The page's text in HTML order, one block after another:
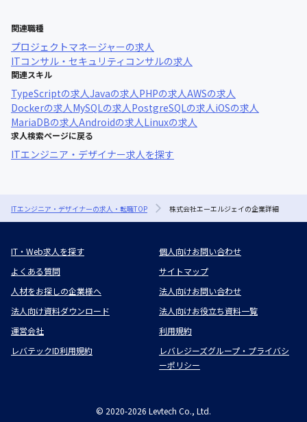
関連職種
プロジェクトマネージャーの求人
ITコンサル・セキュリティコンサルの求人
関連スキル
TypeScriptの求人Javaの求人 PHPの求人AWSの求人
Dockerの求人 MySQLの求人 PostgreSQLの求人 iOSの求人
MariaDBの求人Androidの求人 Linuxの求人
求人検索ページに戻る
ITエンジニア・デザイナー求人を探す
ITエンジニア・デザイナーの求人・転職TOP 株式会社エーエルジェイの企業詳細
IT・Web求人を探す
個人向けお問い合わせ
よくある質問
サイトマップ
人材をお探しの企業様へ
法人向けお問い合わせ
法人向け資料ダウンロード
法人向けお役立ち資料一覧
運営会社
利用規約
レバテックID利用規約
レバレジーズグループ・プライバシ
ーポリシー
© 2020-2026 Levtech Co., Ltd.